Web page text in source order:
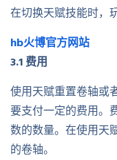
在切换天赋技能时，
hb火博官方网站
3.1 费用
使用天赋重置卷轴或
要支付一定的费用。
数的数量。在使用天
的卷轴。